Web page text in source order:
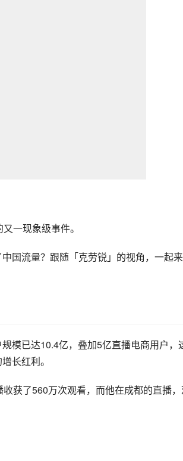
一现象级事件。
国流量？跟随「克劳锐」的视角，一起
模已达10.4亿，叠加5亿直播电商用户，
长红利。
获了560万次观看，而他在成都的直播